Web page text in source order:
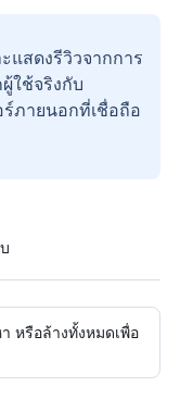
แสดงรีวิวจากการ
ใช้จริงกับ
ร์ภายนอกที่เชื่อถือ
หรือล้างทั้งหมดเพื่อ